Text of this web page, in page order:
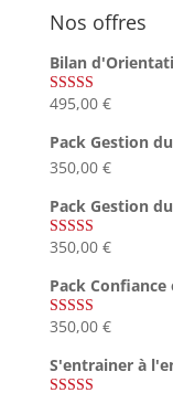
Nos offres
Bilan
Note4.75
495,00 €
Pack Gestion
350,00 €
Pack Gestion
Note5.00
350,00 €
Pack
Note5.00
350,00 €
S'entrainer à